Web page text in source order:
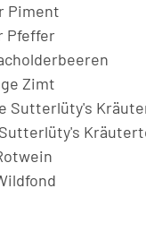
Piment
Pfeffer
Zimt
Sutterlüty's
Sutterlüty's